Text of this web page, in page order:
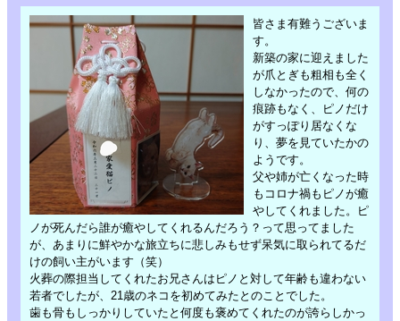
皆さま有難うございま
す。
新築の家に迎えました
が爪とぎも粗相も全く
しなかったので、何の
痕跡もなく、ピノだけ
がすっぽり居なくな
り、夢を見ていたかの
ようです。
父や姉が亡くなった時
もコロナ禍もピノが癒
やしてくれました。ピ
ノが死んだら誰が癒やしてくれるんだろう？って思ってました
が、あまりに鮮やかな旅立ちに悲しみもせず呆気に取られてるだ
けの飼い主がいます（笑）
火葬の際担当してくれたお兄さんはピノと対して年齢も違わない
若者でしたが、21歳のネコを初めてみたとのことでした。
歯も骨もしっかりしていたと何度も褒めてくれたのが誇らしかっ